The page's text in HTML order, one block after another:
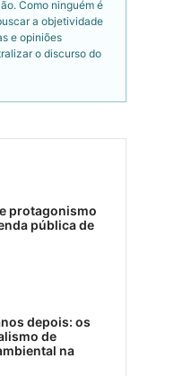
Como ninguém é
a objetividade
e opiniões
o discurso do
protagonismo
pública de
depois: os
de
na